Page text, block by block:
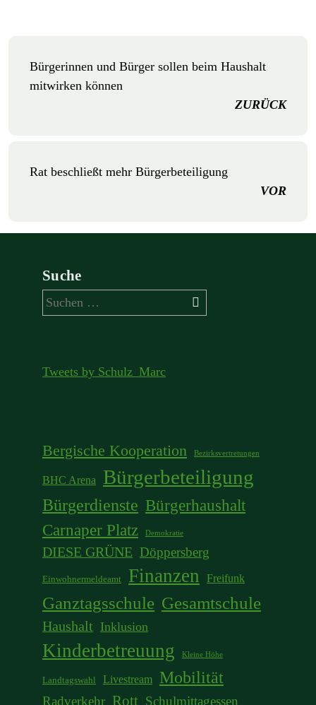
Bürgerinnen und Bürger sollen beim Haushalt
mitwirken können
ZURÜCK
Rat beschließt mehr Bürgerbeteiligung
VOR
Suche
Suchen
nach:
Tweets by Schulz_Marc
Bergische Kooperation Bezirksvertretungen
BHC Arena Bürgerbeteiligung
Bürgerdienste Bürgerhaushalt
Carnaper Platz
Demokratie
DIESE GRÜNE Döppersberg
Einwohnermeldeamt Finanzen Freifunk
Ganztagsschule Gesamtschule
Haushalt Inklusion
Kinderbetreuung Kleine Höhe
Landtagswahl Livestream Mobilität
Radverkehr Rott Schulmittagessen